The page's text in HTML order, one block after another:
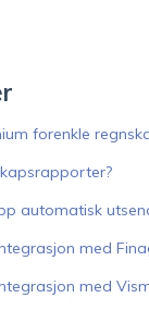
forenkle
automatisk
med
med